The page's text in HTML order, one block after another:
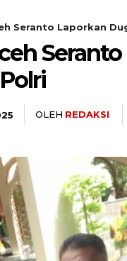
Seranto Laporkan
OLEH REDAKSI